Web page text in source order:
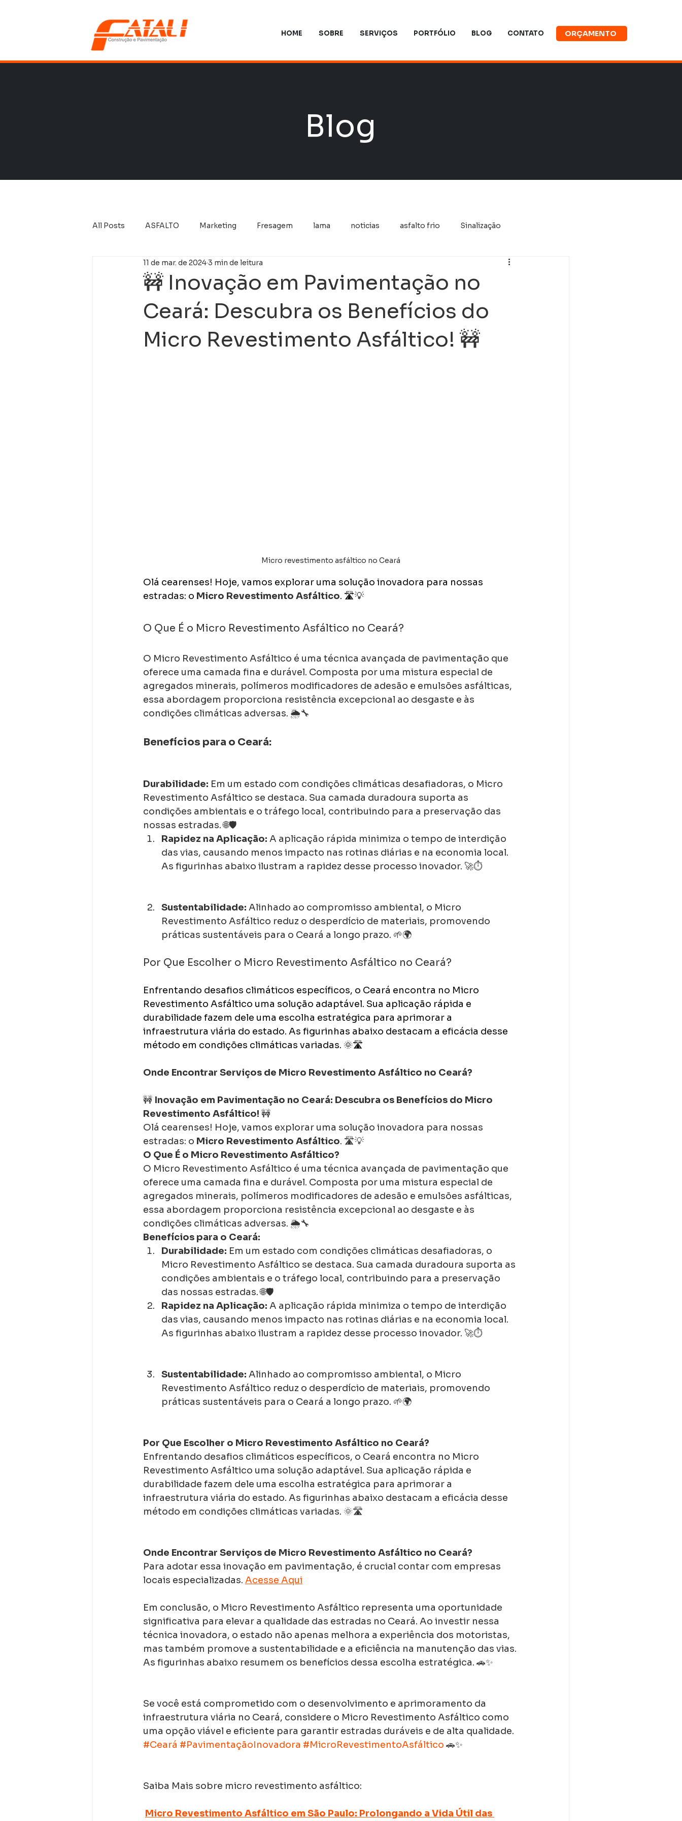
HOME SOBRE SERVIÇOS PORTFÓLIO BLOG CONTATO ORÇAMENTO
Blog
All Posts ASFALTO Marketing Fresagem lama noticias asfalto frio Sinalização
Micro revestimento Nova categoria
🚧 Inovação em Pavimentação no
Ceará: Descubra os Benefícios do
Micro Revestimento Asfáltico! 🚧
11 de mar. de 20243 min de leitura
Micro revestimento asfáltico no Ceará
Olá cearenses! Hoje, vamos explorar uma solução inovadora para nossas
estradas: o Micro Revestimento Asfáltico. 🛣️💡
O Que É o Micro Revestimento Asfáltico no Ceará?
O Micro Revestimento Asfáltico é uma técnica avançada de pavimentação que
oferece uma camada fina e durável. Composta por uma mistura especial de
agregados minerais, polímeros modificadores de adesão e emulsões asfálticas,
essa abordagem proporciona resistência excepcional ao desgaste e às
condições climáticas adversas. 🌦️🔧
Benefícios para o Ceará:
Durabilidade: Em um estado com condições climáticas desafiadoras, o Micro
Revestimento Asfáltico se destaca. Sua camada duradoura suporta as
condições ambientais e o tráfego local, contribuindo para a preservação das
nossas estradas. 🌐🛡️
Rapidez na Aplicação: A aplicação rápida minimiza o tempo de interdição
das vias, causando menos impacto nas rotinas diárias e na economia local.
As figurinhas abaixo ilustram a rapidez desse processo inovador. 🚀⏱️
Sustentabilidade: Alinhado ao compromisso ambiental, o Micro
Revestimento Asfáltico reduz o desperdício de materiais, promovendo
práticas sustentáveis para o Ceará a longo prazo. 🌱🌍
Por Que Escolher o Micro Revestimento Asfáltico no Ceará?
Enfrentando desafios climáticos específicos, o Ceará encontra no Micro
Revestimento Asfáltico uma solução adaptável. Sua aplicação rápida e
durabilidade fazem dele uma escolha estratégica para aprimorar a
infraestrutura viária do estado. As figurinhas abaixo destacam a eficácia desse
método em condições climáticas variadas. 🌞🛣️
Onde Encontrar Serviços de Micro Revestimento Asfáltico no Ceará?
🚧 Inovação em Pavimentação no Ceará: Descubra os Benefícios do Micro
Revestimento Asfáltico! 🚧
Olá cearenses! Hoje, vamos explorar uma solução inovadora para nossas
estradas: o Micro Revestimento Asfáltico. 🛣️💡
O Que É o Micro Revestimento Asfáltico?
O Micro Revestimento Asfáltico é uma técnica avançada de pavimentação que
oferece uma camada fina e durável. Composta por uma mistura especial de
agregados minerais, polímeros modificadores de adesão e emulsões asfálticas,
essa abordagem proporciona resistência excepcional ao desgaste e às
condições climáticas adversas. 🌦️🔧
Benefícios para o Ceará:
Durabilidade: Em um estado com condições climáticas desafiadoras, o
Micro Revestimento Asfáltico se destaca. Sua camada duradoura suporta as
condições ambientais e o tráfego local, contribuindo para a preservação
das nossas estradas. 🌐🛡️
Rapidez na Aplicação: A aplicação rápida minimiza o tempo de interdição
das vias, causando menos impacto nas rotinas diárias e na economia local.
As figurinhas abaixo ilustram a rapidez desse processo inovador. 🚀⏱️
Sustentabilidade: Alinhado ao compromisso ambiental, o Micro
Revestimento Asfáltico reduz o desperdício de materiais, promovendo
práticas sustentáveis para o Ceará a longo prazo. 🌱🌍
Por Que Escolher o Micro Revestimento Asfáltico no Ceará?
Enfrentando desafios climáticos específicos, o Ceará encontra no Micro
Revestimento Asfáltico uma solução adaptável. Sua aplicação rápida e
durabilidade fazem dele uma escolha estratégica para aprimorar a
infraestrutura viária do estado. As figurinhas abaixo destacam a eficácia desse
método em condições climáticas variadas. 🌞🛣️
Onde Encontrar Serviços de Micro Revestimento Asfáltico no Ceará?
Para adotar essa inovação em pavimentação, é crucial contar com empresas
locais especializadas. Acesse Aqui
Em conclusão, o Micro Revestimento Asfáltico representa uma oportunidade
significativa para elevar a qualidade das estradas no Ceará. Ao investir nessa
técnica inovadora, o estado não apenas melhora a experiência dos motoristas,
mas também promove a sustentabilidade e a eficiência na manutenção das vias.
As figurinhas abaixo resumem os benefícios dessa escolha estratégica. 🚗✨
Se você está comprometido com o desenvolvimento e aprimoramento da
infraestrutura viária no Ceará, considere o Micro Revestimento Asfáltico como
uma opção viável e eficiente para garantir estradas duráveis e de alta qualidade.
#Ceará #PavimentaçãoInovadora #MicroRevestimentoAsfáltico 🚗✨
Saiba Mais sobre micro revestimento asfáltico:
Micro Revestimento Asfáltico em São Paulo: Prolongando a Vida Útil das